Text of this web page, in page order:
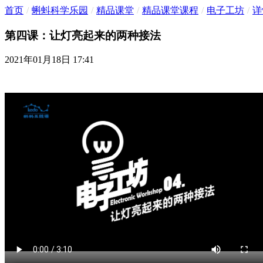
首页 / 蝌蚪科学乐园 / 精品课堂 / 精品课堂课程 / 电子工坊 /
第四课：让灯亮起来的两种接法
2021年01月18日 17:41